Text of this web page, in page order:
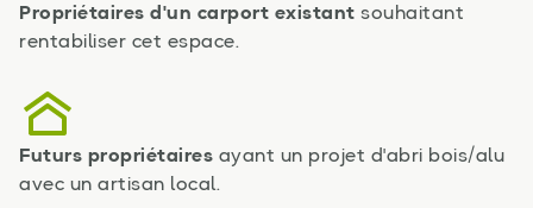
Propriétaires d'un carport existant souhaitant
rentabiliser cet espace.
Futurs propriétaires ayant un projet d'abri bois/alu
avec un artisan local.